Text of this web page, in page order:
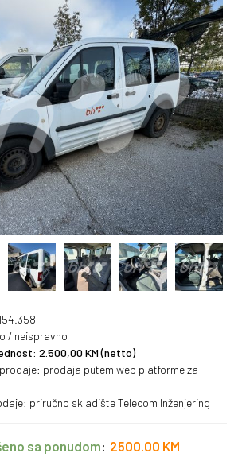
NEXT
/ neispravno
2.500,00 KM (netto)
prodaja putem web platforme za
priručno skladište Telecom Inženjering
sa ponudom: 2500.00 KM